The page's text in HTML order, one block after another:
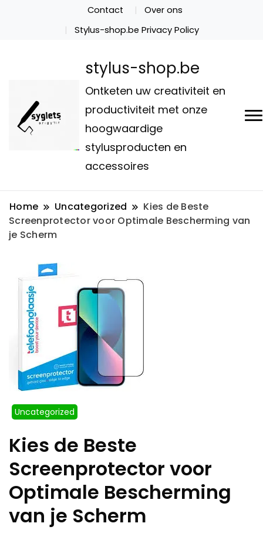
Contact
Over ons
Stylus-shop.be Privacy Policy
stylus-shop.be
Ontketen uw creativiteit en
productiviteit met onze
hoogwaardige
stylusproducten en
accessoires
Home Uncategorized
Kies de Beste
Screenprotector voor Optimale Bescherming van
je Scherm
Uncategorized
Kies de Beste
Screenprotector voor
Optimale Bescherming
van je Scherm